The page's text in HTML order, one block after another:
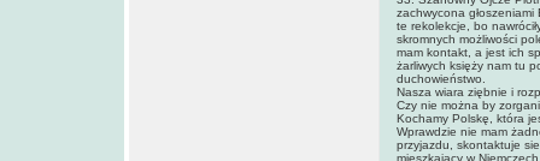
zachwycona
te rekolekcje, bo
skromnych możliwości
mam kontakt, a jest ich
żarliwych księży nam tu
duchowieństwo.
Nasza wiara ziębnie i
Czy nie można by
Kochamy Polskę, która
Wprawdzie nie mam
przyjazdu, skontaktuje
mieszkający w